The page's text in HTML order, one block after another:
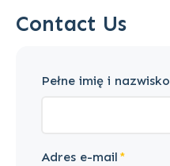
Contact Us
Pełne imię i nazwisko
Adres e-mail